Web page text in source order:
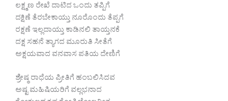
ಲಕ್ಷ್ಮಣ ರೇಖೆ ದಾಟಿದ ಒಂದು ತಪ್ಪಿಗೆ
ದಕ್ಷಿಣೆ ತೆರಬೇಕಾಯ್ತು ನೂರೊಂದು ತೆಪ್ಪಗೆ
ರಕ್ಷಣೆ ಇಲ್ಲದಾಯ್ತು ಕಾಡಿನಲಿ ತಾಯ್ತನಕೆ
ದಕ್ಷ ಸಹನೆ ತ್ಯಾಗದ ಮೂರುತಿ ಸೀತೆಗೆ
ಅಕ್ಷಯವಾದ ವನವಾಸ ಪತಿಯ ದೇಣಿಗೆ
ಶ್ರೇಷ್ಠ ರಾಧೆಯ ಪ್ರೀತಿಗೆ ಹಂಬಲಿಸಿದವ
ಅಷ್ಟ ಮಹಿಷಿಯರಿಗೆ ವಲ್ಲಭನಾದ